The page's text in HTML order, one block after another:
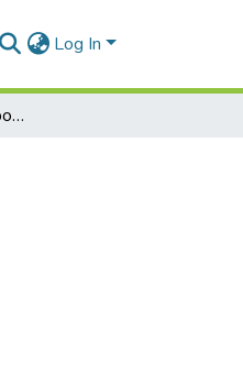
Log In
Стратегічні орієнтири розвитку системи управління в малому підприємництві